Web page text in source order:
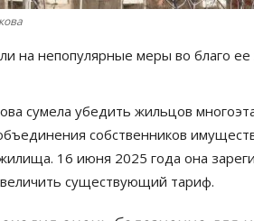
на непопулярные меры во благо
сумела убедить жильцов
собственников
16 июня 2025 года она
существующий тариф.